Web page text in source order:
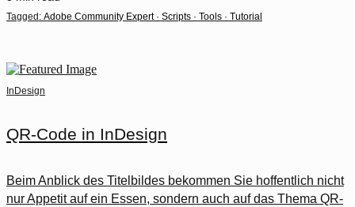
Tagged: Adobe Community Expert· Scripts · Tools · Tutorial
InDesign
QR-Code in InDesign
Beim Anblick des Titelbildes bekommen Sie hoffentlich nicht
nur Appetit auf ein Essen, sondern auch auf das Thema QR-